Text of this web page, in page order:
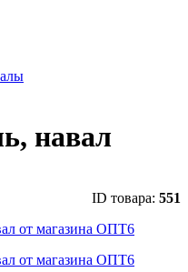
навал
ID товара: 551